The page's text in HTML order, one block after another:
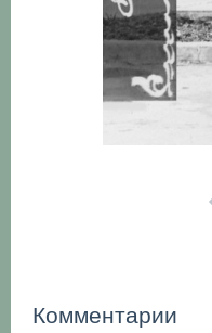
Комментарии